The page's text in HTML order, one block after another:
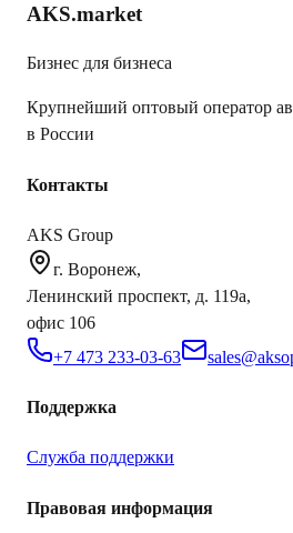
AKS.market
Бизнес для бизнеса
Крупнейший оптовый оператор
в России
Контакты
AKS Group
г. Воронеж,
Ленинский проспект, д. 119а,
офис 106
+7 473 233-03-63
Поддержка
Служба поддержки
Правовая информация